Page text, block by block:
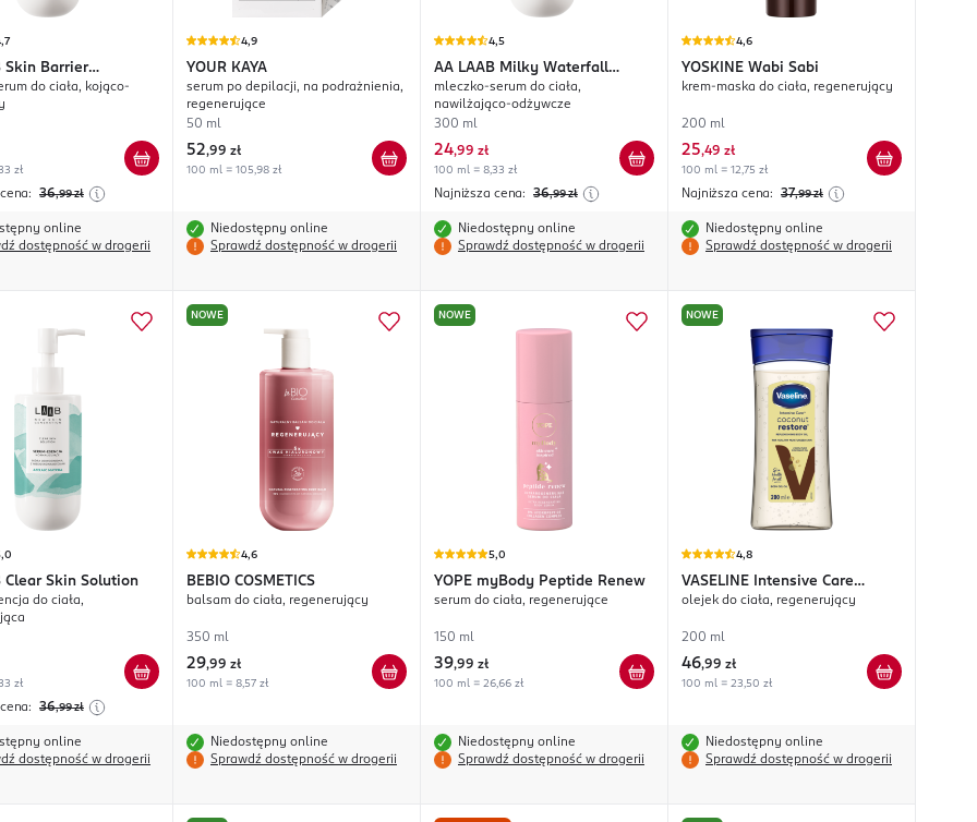
Skin Barrier
do ciała, kojąco-
zł
36,99 zł
online
dostępność w drogerii
4,9
YOUR KAYA
serum po depilacji, na podrażnienia,
regenerujące
50 ml
52,99 zł
100 ml = 105,98 zł
Niedostępny online
Sprawdź dostępność w drogerii
4,5
AA LAAB Milky Waterfall
Hydration
mleczko-serum do ciała,
nawilżająco-odżywcze
300 ml
24,99 zł
100 ml = 8,33 zł
Najniższa cena: 36,99 zł
Niedostępny online
Sprawdź dostępność w drogerii
4,6
YOSKINE Wabi Sabi
krem-maska do ciała, regenerujący
200 ml
25,49 zł
100 ml = 12,75 zł
Najniższa cena: 37,99 zł
Niedostępny online
Sprawdź dostępność w drogerii
Clear Skin Solution
do ciała,
zł
36,99 zł
online
dostępność w drogerii
NOWE
4,6
BEBIO COSMETICS
balsam do ciała, regenerujący
350 ml
29,99 zł
100 ml = 8,57 zł
Niedostępny online
Sprawdź dostępność w drogerii
NOWE
5,0
YOPE myBody Peptide Renew
serum do ciała, regenerujące
150 ml
39,99 zł
100 ml = 26,66 zł
Niedostępny online
Sprawdź dostępność w drogerii
NOWE
4,8
VASELINE
Intensive Care
Coconut Restore
olejek do ciała, regenerujący
200 ml
46,99 zł
100 ml = 23,50 zł
Niedostępny online
Sprawdź dostępność w drogerii